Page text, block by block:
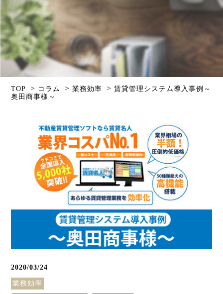
TOP > コラム >業務効率 >賃貸管理システム導入事例～
奥田商事様～
2020/03/24
業務効率